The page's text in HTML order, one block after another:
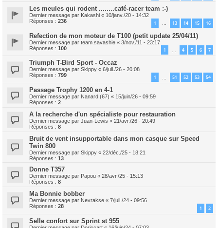
Les meules qui rodent ........café-racer team :-)
Dernier message par Kakashi « 10/janv./20 - 14:32
Réponses : 236 1 … 13 14 15 16
Refection de mon moteur de T100 (petit update 25/04/11)
Dernier message par team.savashie « 3/nov./11 - 23:17
Réponses : 100 1 4 5 6 7
Triumph T-Bird Sport - Occaz
Dernier message par Skippy « 6/juil./26 - 20:08
Réponses : 799 1 51 52 53 54
Passage Trophy 1200 en 4-1
Dernier message par Nanard (67) « 15/juin/26 - 09:59
Réponses : 2
A la recherche d'un spécialiste pour restauration
Dernier message par Juan-Lewis « 21/avr./26 - 20:49
Réponses : 8
Bruit de vent insupportable dans mon casque sur Speed
Twin 800
Dernier message par Skippy « 22/déc./25 - 18:21
Réponses : 13
Donne T357
Dernier message par Papou « 28/avr./25 - 15:13
Réponses : 8
Ma Bonnie bobber
Dernier message par Nevrakse « 7/juil./24 - 09:56
Réponses : 28 1 2
Selle confort sur Sprint st 955